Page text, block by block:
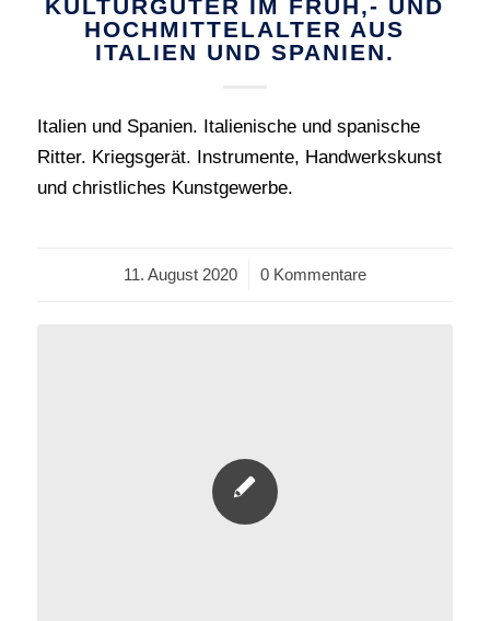
KULTURGÜTER IM FRÜH,- UND
HOCHMITTELALTER AUS
ITALIEN UND SPANIEN.
Italien und Spanien. Italienische und spanische
Ritter. Kriegsgerät. Instrumente, Handwerkskunst
und christliches Kunstgewerbe.
11. August 2020
/ 0 Kommentare